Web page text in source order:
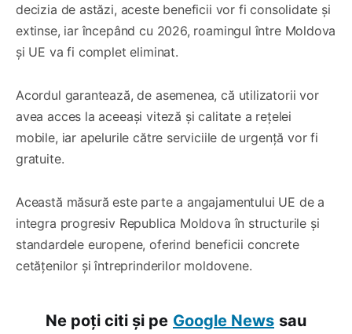
decizia de astăzi, aceste beneficii vor fi consolidate și
extinse, iar începând cu 2026, roamingul între Moldova
și UE va fi complet eliminat.
Acordul garantează, de asemenea, că utilizatorii vor
avea acces la aceeași viteză și calitate a rețelei
mobile, iar apelurile către serviciile de urgență vor fi
gratuite.
Această măsură este parte a angajamentului UE de a
integra progresiv Republica Moldova în structurile și
standardele europene, oferind beneficii concrete
cetățenilor și întreprinderilor moldovene.
Ne poți citi și pe Google News sau